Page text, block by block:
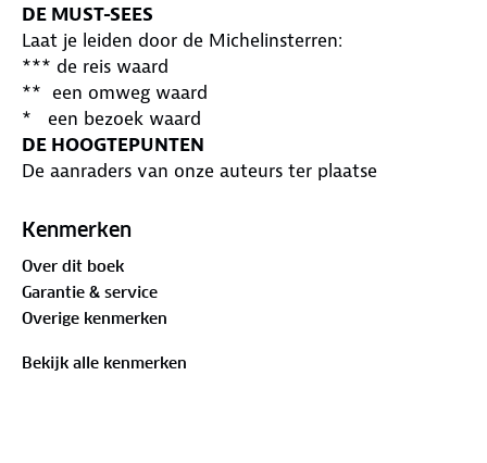
DE MUST-SEES
Laat je leiden door de Michelinsterren:
*** de reis waard
** een omweg waard
* een bezoek waard
DE HOOGTEPUNTEN
De aanraders van onze auteurs ter plaatse
Kant-en-klare reisprogramma's en uitgestippelde
DE GEZINSACTIVITEITEN
Ontdek de leukste activiteiten voor kinderen van 6
tot 14 jaar
DE ADRESBOEKJES
Kenmerken
Over dit boek
Garantie & service
Overige kenmerken
Bekijk alle kenmerken